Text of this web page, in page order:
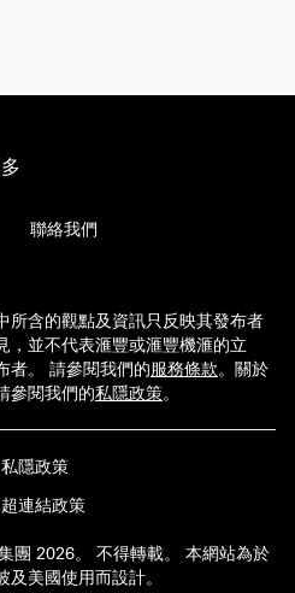
聯絡我們
所含的觀點及資訊只反映其發布者
，並不代表滙豐或滙豐機滙的立
者。 請參閱我們的服務條款。 關於
參閱我們的私隱政策。
私隱政策
超連結政策
團 2026。 不得轉載。 本網站為於
美國使用而設計。